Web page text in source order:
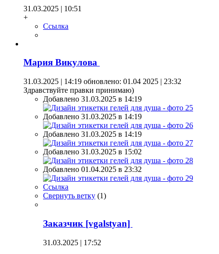
31.03.2025 | 10:51
+
Ссылка
Мария Викулова
31.03.2025 | 14:19 обновлено: 01.04 2025 | 23:32
Здравствуйте правки принимаю)
Добавлено 31.03.2025 в 14:19
Добавлено 31.03.2025 в 14:19
Добавлено 31.03.2025 в 14:19
Добавлено 31.03.2025 в 15:02
Добавлено 01.04.2025 в 23:32
Ссылка
Свернуть ветку (1)
Заказчик [vgalstyan]
31.03.2025 | 17:52